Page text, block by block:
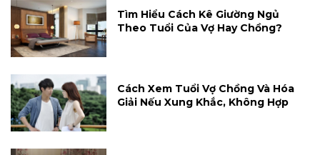
Tìm Hiểu Cách Kê Giường Ngủ
Theo Tuổi Của Vợ Hay Chồng?
Cách Xem Tuổi Vợ Chồng Và Hóa
Giải Nếu Xung Khắc, Không Hợp